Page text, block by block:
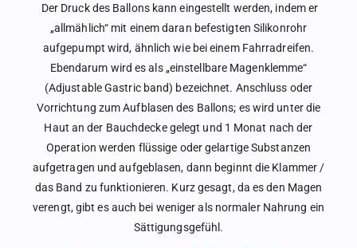
Der Druck des Ballons kann eingestellt werden, indem er
„allmählich“ mit einem daran befestigten Silikonrohr
aufgepumpt wird, ähnlich wie bei einem Fahrradreifen.
Ebendarum wird es als „einstellbare Magenklemme“
(Adjustable Gastric band) bezeichnet. Anschluss oder
Vorrichtung zum Aufblasen des Ballons; es wird unter die
Haut an der Bauchdecke gelegt und 1 Monat nach der
Operation werden flüssige oder gelartige Substanzen
aufgetragen und aufgeblasen, dann beginnt die Klammer /
das Band zu funktionieren. Kurz gesagt, da es den Magen
verengt, gibt es auch bei weniger als normaler Nahrung ein
Sättigungsgefühl.